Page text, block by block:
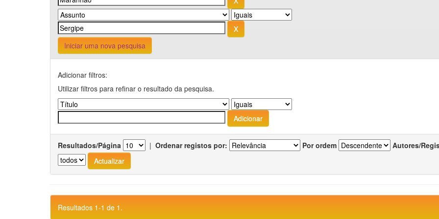
Iniciar uma nova pesquisa
Adicionar filtros:
Utilizar filtros para refinar o resultado da pesquisa.
Resultados/Página | Ordenar registos por: Por ordem Autores/
Resultados 1-1 de 1.